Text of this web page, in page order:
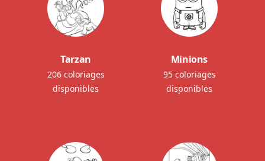
Tarzan
206 coloriages
disponibles
Minions
95 coloriages
disponibles